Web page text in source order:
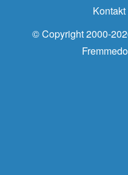
© Copyright 2000-